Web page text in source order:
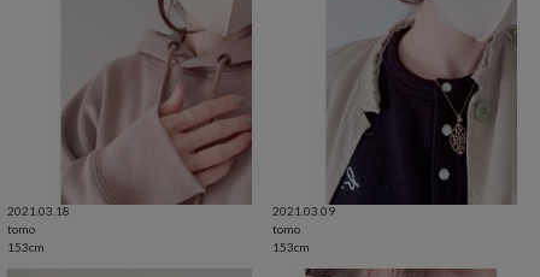
2021.03.18
tomo
153cm
2021.03.09
tomo
153cm